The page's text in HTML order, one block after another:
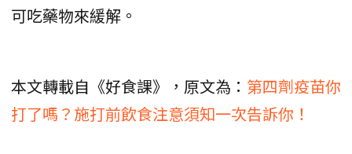
可吃藥物來緩解。
本文轉載自《好食課》，原文為： 第四劑疫苗你
打了嗎？施打前飲食注意須知一次告訴你！